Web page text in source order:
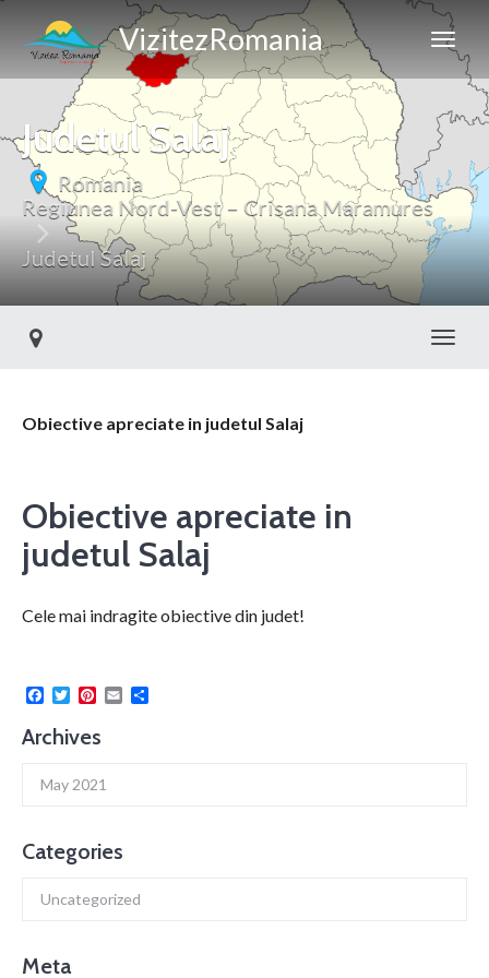
VizitezRomania
Judetul Salaj
Romania
Regiunea Nord-Vest – Crisana Maramures
Judetul Salaj
Obiective apreciate in judetul Salaj
Obiective apreciate in
judetul Salaj
Cele mai indragite obiective din judet!
Facebook
TwitterPinterest
Email
Archives
May 2021
Categories
Uncategorized
Meta